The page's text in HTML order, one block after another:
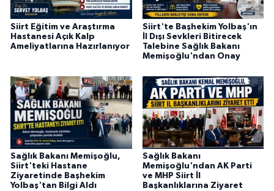
Siirt Eğitim ve Araştırma
Hastanesi Açık Kalp
Ameliyatlarına Hazırlanıyor
Siirt'te Başhekim Yolbaş'ın
İl Dışı Sevkleri Bitirecek
Talebine Sağlık Bakanı
Memişoğlu'ndan Onay
Sağlık Bakanı Memişoğlu,
Siirt'teki Hastane
Ziyaretinde Başhekim
Yolbaş'tan Bilgi Aldı
Sağlık Bakanı
Memişoğlu'ndan AK Parti
ve MHP Siirt İl
Başkanlıklarına Ziyaret